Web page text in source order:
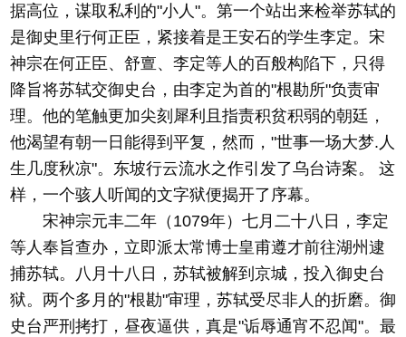
据高位，谋取私利的"小人"。第一个站出来检举苏轼的
是御史里行何正臣，紧接着是王安石的学生李定。宋
神宗在何正臣、舒亶、李定等人的百般构陷下，只得
降旨将苏轼交御史台，由李定为首的"根勘所"负责审
理。他的笔触更加尖刻犀利且指责积贫积弱的朝廷，
他渴望有朝一日能得到平复，然而，"世事一场大梦.人
生几度秋凉"。东坡行云流水之作引发了乌台诗案。 这
样，一个骇人听闻的文字狱便揭开了序幕。
宋神宗元丰二年（1079年）七月二十八日，李定
等人奉旨查办，立即派太常博士皇甫遵才前往湖州逮
捕苏轼。八月十八日，苏轼被解到京城，投入御史台
狱。两个多月的"根勘"审理，苏轼受尽非人的折磨。御
史台严刑拷打，昼夜逼供，真是"诟辱通宵不忍闻"。最